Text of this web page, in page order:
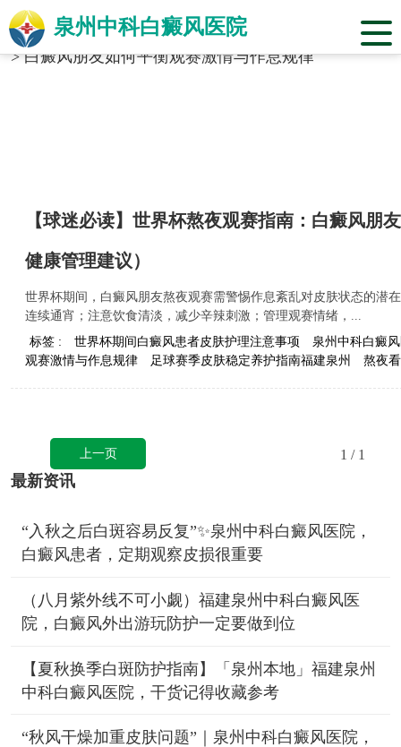
泉州中科白癜风医院
当前位置：福建省泉州市中科白癜风医院
标签合辑
>白癜风朋友如何平衡观赛激情与作息规律
【球迷必读】世界杯熬夜观赛指南：白癜风朋
健康管理建议）
世界杯期间，白癜风朋友熬夜观赛需警惕作息紊乱对皮肤状态的潜
连续通宵；注意饮食清淡，减少辛辣刺激；管理观赛情绪，...
标签 :
世界杯期间白癜风患者皮肤护理注意事项
泉州中科白癜
观赛激情与作息规律
足球赛季皮肤稳定养护指南福建泉州 熬夜
上一页 1 / 1
最新资讯
“入秋之后白斑容易反复”✨泉州中科白癜风医院，
白癜风患者，定期观察皮损很重要
（八月紫外线不可小觑）福建泉州中科白癜风医
院，白癜风外出游玩防护一定要做到位
【夏秋换季白斑防护指南】「泉州本地」福建泉州
中科白癜风医院，干货记得收藏参考
“秋风干燥加重皮肤问题”｜泉州中科白癜风医院，